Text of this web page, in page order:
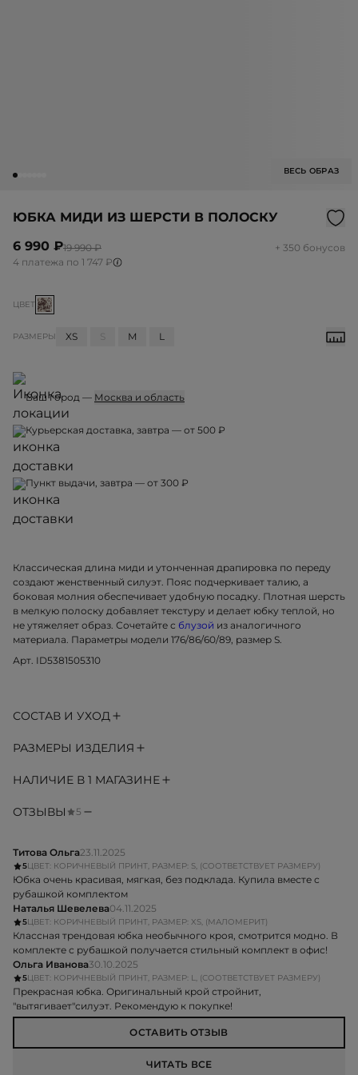
ВЕСЬ ОБРАЗ
ЮБКА МИДИ ИЗ ШЕРСТИ В ПОЛОСКУ
6 990 ₽19 990 ₽
+ 350 бонусов
4 платежа по 1 747 ₽
ЦВЕТ
РАЗМЕРЫ XS M L
Ваш город — Москва и область
Курьерская доставка, завтра — от 500 ₽
Пункт выдачи, завтра — от 300 ₽
Классическая длина миди и утонченная драпировка по переду
создают женственный силуэт. Пояс подчеркивает талию, а
боковая молния обеспечивает удобную посадку. Плотная шерсть
в мелкую полоску добавляет текстуру и делает юбку теплой, но
не утяжеляет образ. Сочетайте с блузой из аналогичного
материала. Параметры модели 176/86/60/89, размер S.
Арт. ID5381505310
СОСТАВ И УХОД
РАЗМЕРЫ ИЗДЕЛИЯ
НАЛИЧИЕ В 1 МАГАЗИНЕ
ОТЗЫВЫ 5
Титова Ольга23.11.2025
5ЦВЕТ: КОРИЧНЕВЫЙ ПРИНТ, РАЗМЕР: S, (СООТВЕТСТВУЕТ РАЗМЕРУ)
Юбка очень красивая, мягкая, без подклада. Купила вместе с
рубашкой комплектом
Наталья Шевелева04.11.2025
5ЦВЕТ: КОРИЧНЕВЫЙ ПРИНТ, РАЗМЕР: XS, (МАЛОМЕРИТ)
Классная трендовая юбка необычного кроя, смотрится модно. В
комплекте с рубашкой получается стильный комплект в офис!
Ольга Иванова30.10.2025
5ЦВЕТ: КОРИЧНЕВЫЙ ПРИНТ, РАЗМЕР: L, (СООТВЕТСТВУЕТ РАЗМЕРУ)
Прекрасная юбка. Оригинальный крой стройнит,
"вытягивает"силуэт. Рекомендую к покупке!
ОСТАВИТЬ ОТЗЫВ
ЧИТАТЬ ВСЕ